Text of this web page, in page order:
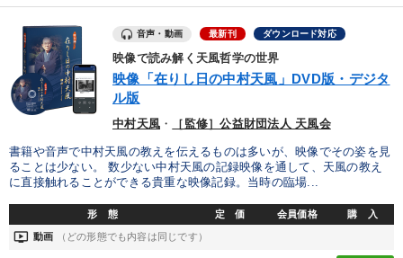
音声・動画 最新刊 ダウンロード対応
映像で読み解く天風哲学の世界
映像「在りし日の中村天風」DVD版・デジタ
ル版
中村天風 ・ ［監修］公益財団法人 天風会
書籍や音声で中村天風の教えを伝えるものは多いが、映像でその姿を見
ることは少ない。 数少ない中村天風の記録映像を通して、天風の教え
に直接触れることができる貴重な映像記録。当時の臨場...
形 態 定 価 会員価格 購 入
ondemand_video 動画 （どの形態でも内容は同じです）